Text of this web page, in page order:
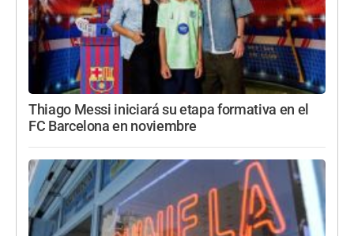
Thiago Messi iniciará su etapa formativa en el
FC Barcelona en noviembre